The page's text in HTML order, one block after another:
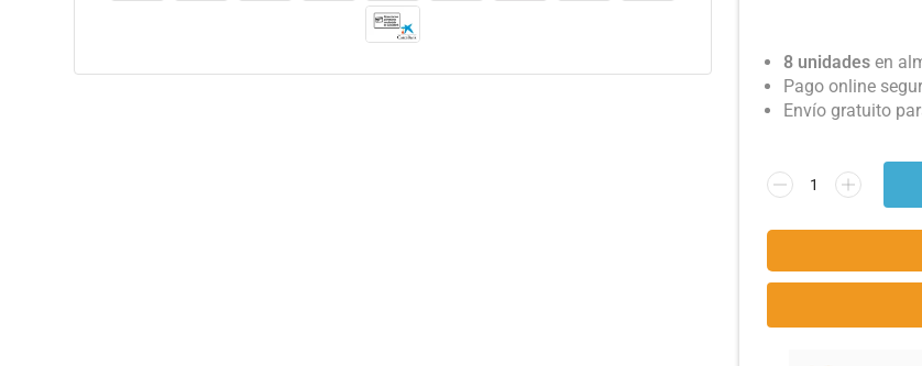
8 unidades en
Pago online
Envío gratuito